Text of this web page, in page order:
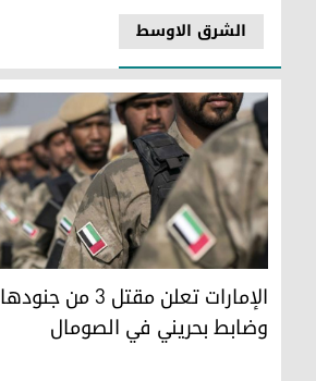
الشرق الاوسط
جنود إماراتيون (فرانس برس)الإمارات تعلن مقتل 3 من جنودها
وضابط بحريني في الصومال